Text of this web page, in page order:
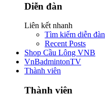
Diễn đàn
Liên kết nhanh
Tìm kiếm diễn đàn
Recent Posts
Shop Cầu Lông VNB
VnBadmintonTV
Thành viên
Thành viên